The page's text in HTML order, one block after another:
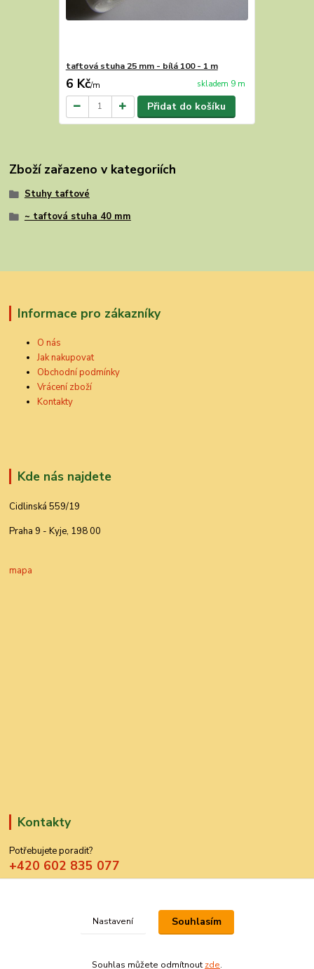
taftová stuha 25 mm - bílá 100 - 1 m
6 Kč/m skladem 9 m
Přidat do košíku
Zboží zařazeno v kategoriích
Stuhy taftové
~ taftová stuha 40 mm
Informace pro zákazníky
O nás
Jak nakupovat
Obchodní podmínky
Vrácení zboží
Kontakty
Kde nás najdete
Cidlinská 559/19
Praha 9 - Kyje, 198 00
mapa
Kontakty
Potřebujete poradit?
+420 602 835 077
Nastavení Souhlasím
Souhlas můžete odmítnout zde.